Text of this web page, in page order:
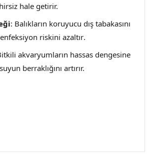
hale getirir.
: Balıkların koruyucu dış tabakasını
riskini azaltır.
akvaryumların hassas dengesine
berraklığını artırır.